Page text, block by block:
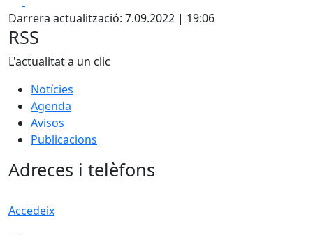
Darrera actualització: 7.09.2022 | 19:06
RSS
L'actualitat a un clic
Notícies
Agenda
Avisos
Publicacions
Adreces i telèfons
Accedeix